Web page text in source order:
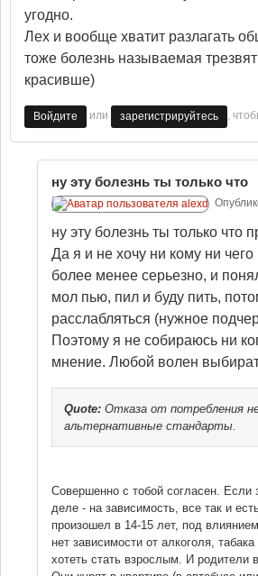
угодно.
Лех и вообще хватит разлагать
тоже болезнь называемая
красивше)
Войдите или зарегистрируйтесь ,
ну эту болезнь ты только что
ну эту болезнь ты только что
Да я и не хочу ни кому ни
более менее серьезно, и
мол пью, пил и буду пить,
расслабляться (нужное
Поэтому я не собираюсь ни
мнение. Любой волен
Quote: Отказа от потребления
альтернативные стандарты.
Совершенно с тобой согласен. Если
деле - на зависимость, все так и
произошел в 14-15 лет, под
нет зависимости от алкоголя,
хотеть стать взрослым. И родители